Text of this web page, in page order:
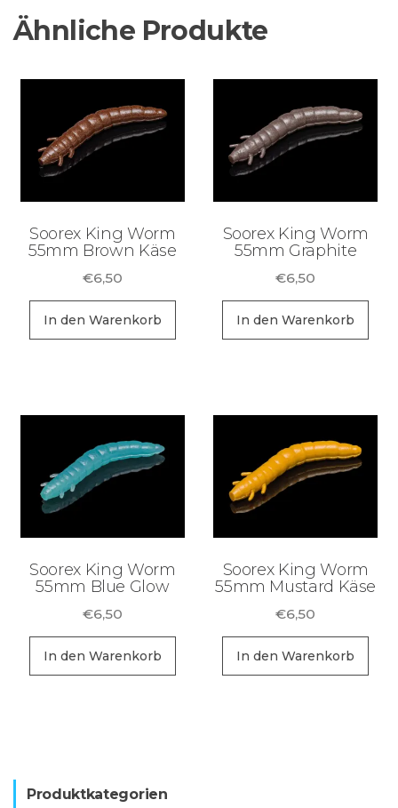
Ähnliche Produkte
Soorex King Worm
55mm Brown Käse
€6,50
In den Warenkorb
Soorex King Worm
55mm Graphite
€6,50
In den Warenkorb
Soorex King Worm
55mm Blue Glow
€6,50
In den Warenkorb
Soorex King Worm
55mm Mustard Käse
€6,50
In den Warenkorb
Produktkategorien